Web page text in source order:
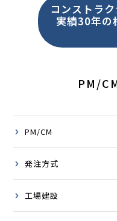
コンストラ
実績30年
PM/
PM/CM
発注方式
工場建設